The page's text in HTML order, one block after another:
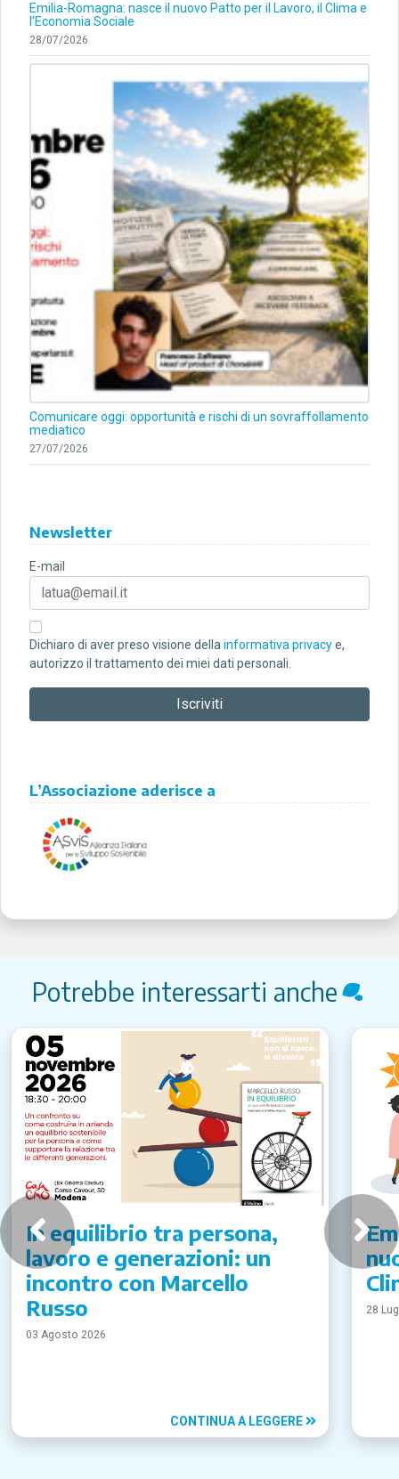
Emilia-Romagna: nasce il nuovo Patto per il Lavoro, il Clima e
l’Economia Sociale
28/07/2026
Comunicare oggi: opportunità e rischi di un sovraffollamento
mediatico
27/07/2026
Newsletter
E-mail
Dichiaro di aver preso visione della informativa privacye,
autorizzo il trattamento dei miei dati personali.
L’Associazione aderisce a
Potrebbe interessarti anche
In equilibrio tra persona,
lavoro e generazioni: un
incontro con Marcello
Russo
03 Agosto 2026
CONTINUA A LEGGERE
28